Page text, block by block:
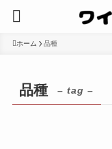
ホーム 品種
品種 – tag –